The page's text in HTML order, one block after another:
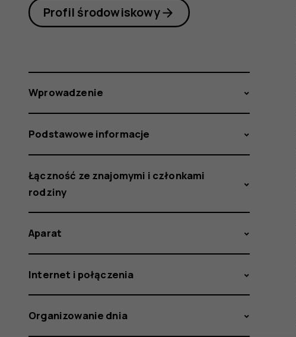
Profil środowiskowy
Wprowadzenie
Podstawowe informacje
Łączność ze znajomymi i członkami
rodziny
Aparat
Internet i połączenia
Organizowanie dnia